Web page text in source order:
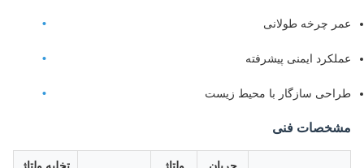
عمر چرخه طولانی
عملکرد ایمنی پیشرفته
طراحی سازگار با محیط زیست
مشخصات فنی